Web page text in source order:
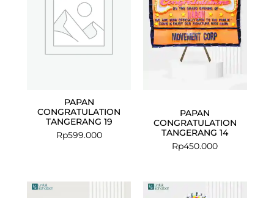
PAPAN
CONGRATULATION
TANGERANG 19
Rp599.000
PAPAN
CONGRATULATION
TANGERANG 14
Rp450.000